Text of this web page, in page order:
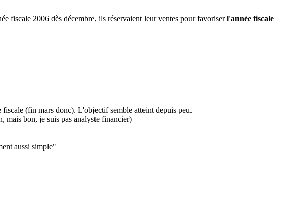
fiscale 2006 dès décembre, ils réservaient leur ventes pour favoriserl'année fiscale
(fin mars donc). L'objectif semble atteint depuis peu.
mais bon, je suis pas analyste financier)
aussi simple"